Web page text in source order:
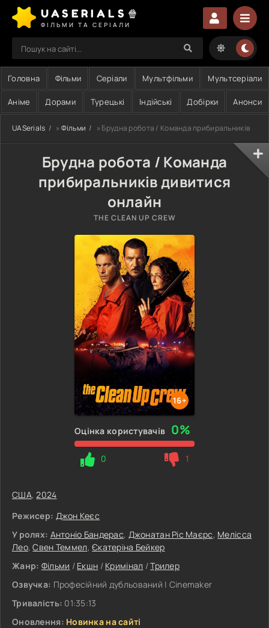
UASERIALS🍿
ФІЛЬМИ ТА СЕРІАЛИ
Головна Фільми Серіали Мультфільми Мультсеріали
Аніме Дорами Турецькі Індійські Добірки Анонси
UASerials » Фільми » Брудна робота / Команда прибиральників
Брудна робота / Команда
прибиральників дивитися
онлайн
THE CLEAN UP CREW
16+
Оцінка користувачів 0%
0 1
США,2024
Режисер: Джон Кеєс
У ролях: Антоніо Бандерас, Джонатан Ріс Маєрс, Мелісса
Лео,Свен Теммел,Єкатеріна Бейкер
Жанр: Фільми / Екшн / Кримінал /Трилер
Озвучка: Професійний дубльований | Cinemaker
Тривалість: 01:35:13
Оновлення: Новинка на сайті